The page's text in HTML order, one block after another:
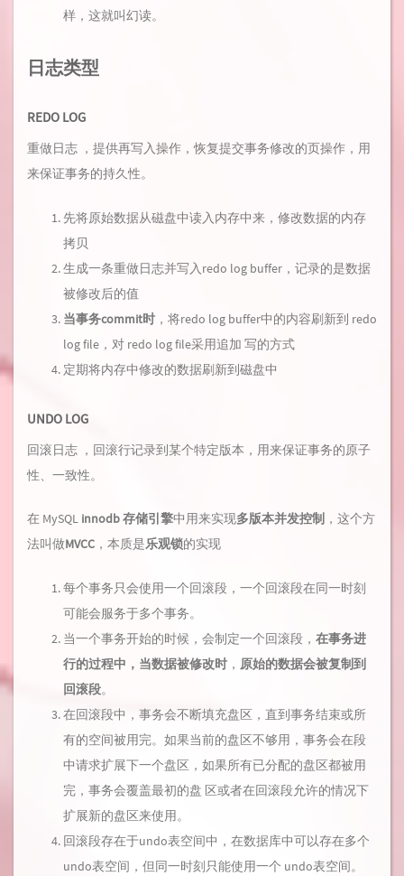
样，这就叫幻读。
日志类型
REDO LOG
重做日志 ，提供再写入操作，恢复提交事务修改的页操作，用
来保证事务的持久性。
先将原始数据从磁盘中读入内存中来，修改数据的内存
拷贝
生成一条重做日志并写入redo log buffer，记录的是数据
被修改后的值
当事务commit时 ，将redo log buffer中的内容刷新到 redo
log file，对 redo log file采用追加 写的方式
定期将内存中修改的数据刷新到磁盘中
UNDO LOG
回滚日志 ，回滚行记录到某个特定版本，用来保证事务的原子
性、一致性。
在 MySQL innodb 存储引擎中用来实现多版本并发控制 ，这个方
法叫做MVCC ，本质是乐观锁的实现
每个事务只会使用一个回滚段，一个回滚段在同一时刻
可能会服务于多个事务。
当一个事务开始的时候，会制定一个回滚段， 在事务进
行的过程中，当数据被修改时 ， 原始的数据会被复制到
回滚段。
在回滚段中，事务会不断填充盘区，直到事务结束或所
有的空间被用完。如果当前的盘区不够用，事务会在段
中请求扩展下一个盘区，如果所有已分配的盘区都被用
完，事务会覆盖最初的盘 区或者在回滚段允许的情况下
扩展新的盘区来使用。
回滚段存在于undo表空间中，在数据库中可以存在多个
undo表空间，但同一时刻只能使用一个 undo表空间。